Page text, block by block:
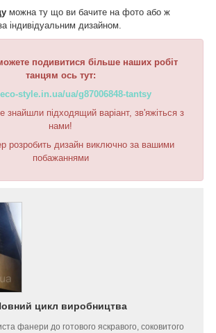
можна ту що ви бачите на фото або ж
індивідуальним дизайном.
подивитися більше наших робіт
танцям ось тут:
style.in.ua/ua/g87006848-tantsy
знайшли підходящий варіант, зв'яжіться з
нами!
розробить дизайн виключно за вашими
побажаннями
цикл виробництва
фанери до готового яскравого, соковитого